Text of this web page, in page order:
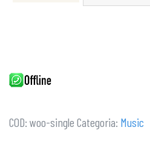
COD: woo-single Categoria: Music